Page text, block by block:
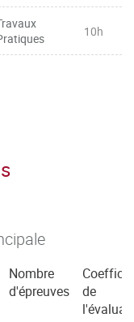
10h
Nombre
d'épreuves
de